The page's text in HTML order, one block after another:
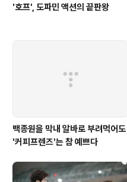
'호프', 도파민 액션의 끝판왕
백종원을 막내 알바로 부려먹어도
'커피프렌즈'는 참 예쁘다